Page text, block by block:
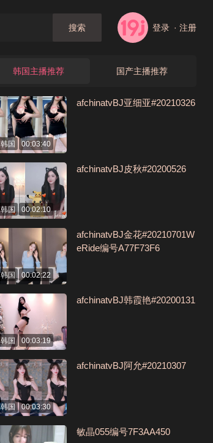
搜索 登录 · 注册
韩国主播推荐 国产主播推荐
韩国 00:03:40
afchinatvBJ亚细亚#20210326
韩国 00:02:10
afchinatvBJ皮秋#20200526
韩国 00:02:22
afchinatvBJ金花#20210701W
eRide编号A77F73F6
韩国 00:03:19
afchinatvBJ韩霞艳#20200131
韩国 00:03:30
afchinatvBJ阿允#20210307
敏晶055编号7F3AA450